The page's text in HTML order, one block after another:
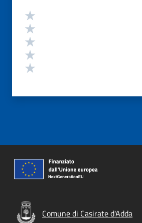
Valutazione
Comune di Casirate d'Adda